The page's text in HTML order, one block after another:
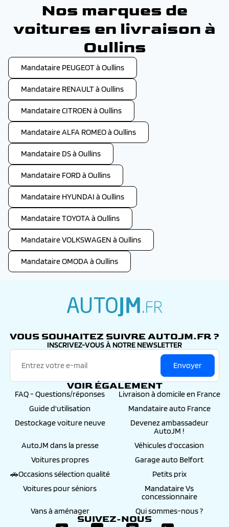
Nos marques de
voitures en livraison à
Oullins
Mandataire PEUGEOT à Oullins
Mandataire RENAULT à Oullins
Mandataire CITROEN à Oullins
Mandataire ALFA ROMEO à Oullins
Mandataire DS à Oullins
Mandataire FORD à Oullins
Mandataire HYUNDAI à Oullins
Mandataire TOYOTA à Oullins
Mandataire VOLKSWAGEN à Oullins
Mandataire OMODA à Oullins
VOUS SOUHAITEZ SUIVRE AUTOJM.FR ?
INSCRIVEZ-VOUS À NOTRE NEWSLETTER
Envoyer
VOIR ÉGALEMENT
FAQ - Questions/réponses
Livraison à domicile en France
Guide d'utilisation
Mandataire auto France
Destockage voiture neuve
Devenez ambassadeur
AutoJM !
AutoJM dans la presse
Véhicules d'occasion
Voitures propres
Garage auto Belfort
🚗Occasions sélection qualité
Petits prix
Voitures pour séniors
Mandataire Vs
concessionnaire
Vans à aménager
Qui sommes-nous ?
SUIVEZ-NOUS